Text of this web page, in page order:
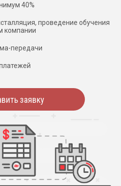
40%
проведение обучения
компании
передачи
заявку